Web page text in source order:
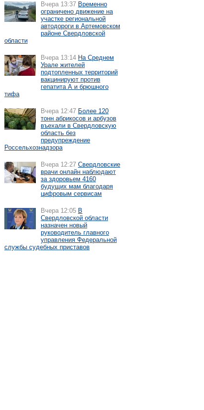
Вчера 13:37 Временно
ограничено движение на
участке региональной
автодороги в Артемовском
районе Свердловской
области
Вчера 13:14 На Среднем
Урале жителей
подтопленных территорий
вакцинируют против
гепатита А и брюшного
тифа
Вчера 12:47 Более 120
тонн абрикосов и арбузов
въехали в Свердловскую
область без
предупреждение
Россельхознадзора
Вчера 12:27 Свердловские
врачи онлайн наблюдают
за здоровьем 4160
будущих мам благодаря
цифровым сервисам
Вчера 12:05 В
Свердловской области
назначен новый
руководитель главного
управления Федеральной
службы судебных приставов